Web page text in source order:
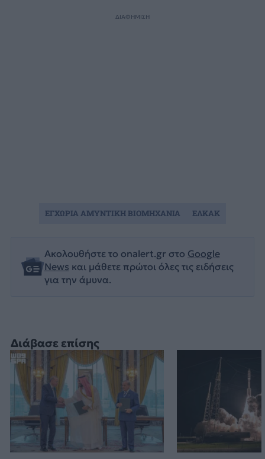
Διάβασε επίσης
ΔΙΑΦΗΜΙΣΗ
Ακολουθήστε το onalert.gr στο Google
News και μάθετε πρώτοι όλες τις ειδήσεις
για την άμυνα.
ΕΓΧΩΡΙΑ ΑΜΥΝΤΙΚΗ ΒΙΟΜΗΧΑΝΙΑ ΕΛΚΑΚ